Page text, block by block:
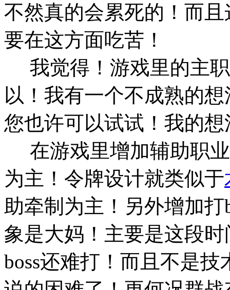
不然真的会累死的！而
要在这方面吃苦！
我觉得！游戏里的主
以！我有一个不成熟的
您也许可以试试！我的
在游戏里增加辅助职
为主！令牌设计就类似于
助牵制为主！另外增加
象是大妈！主要是这段
boss还难打！而且不是